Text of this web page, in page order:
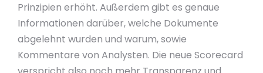
Prinzipien erhöht. Außerdem gibt es genaue
Informationen darüber, welche Dokumente
abgelehnt wurden und warum, sowie
Kommentare von Analysten. Die neue Scorecard